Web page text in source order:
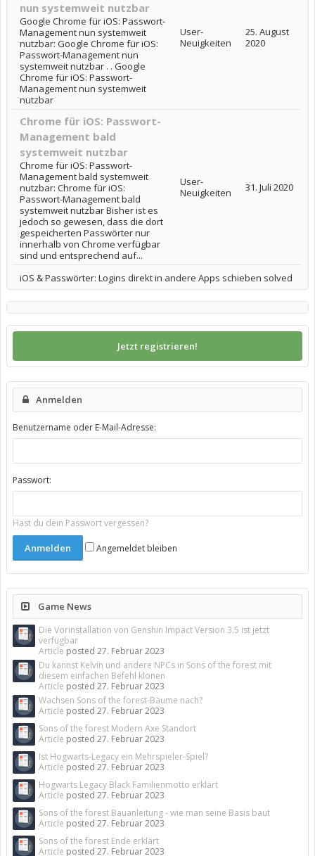
nun systemweit nutzbar
Google Chrome für iOS: Passwort-
Management nun systemweit
nutzbar: Google Chrome für iOS:
Passwort-Management nun
systemweit nutzbar . . Google
Chrome für iOS: Passwort-
Management nun systemweit
nutzbar
User-
Neuigkeiten
25. August
2020
Chrome für iOS: Passwort-
Management bald
systemweit nutzbar
Chrome für iOS: Passwort-
Management bald systemweit
nutzbar: Chrome für iOS:
Passwort-Management bald
systemweit nutzbar Bisher ist es
jedoch so gewesen, dass die dort
gespeicherten Passwörter nur
innerhalb von Chrome verfügbar
sind und entsprechend auf...
User-
Neuigkeiten
31. Juli 2020
iOS & Passwörter: Logins direkt in andere Apps schieben solved
Jetzt registrieren!
Anmelden
Benutzername oder E-Mail-Adresse:
Passwort:
Hast du dein Passwort vergessen?
Angemeldet bleiben
Game News
Die Vorinstallation von Genshin Impact Version 3.5 ist jetzt
verfügbar
Article posted 27. Februar 2023
Du kannst Kelvin und andere NPCs in Sons of the forest mit
diesem einfachen Befehl klonen
Article posted 27. Februar 2023
Wachsen Sons of the forest-Bäume nach?
Article posted 27. Februar 2023
Sons of the forest Modern Axe Standort
Article posted 27. Februar 2023
Ist Hogwarts-Legacy ein Mehrspieler-Spiel?
Article posted 27. Februar 2023
Hogwarts Legacy Black Familienmotto erklärt
Article posted 27. Februar 2023
Sons of the forest Bauanleitung - wie man seine Basis baut
Article posted 27. Februar 2023
Sons of the forest Ende erklärt
Article posted 27. Februar 2023